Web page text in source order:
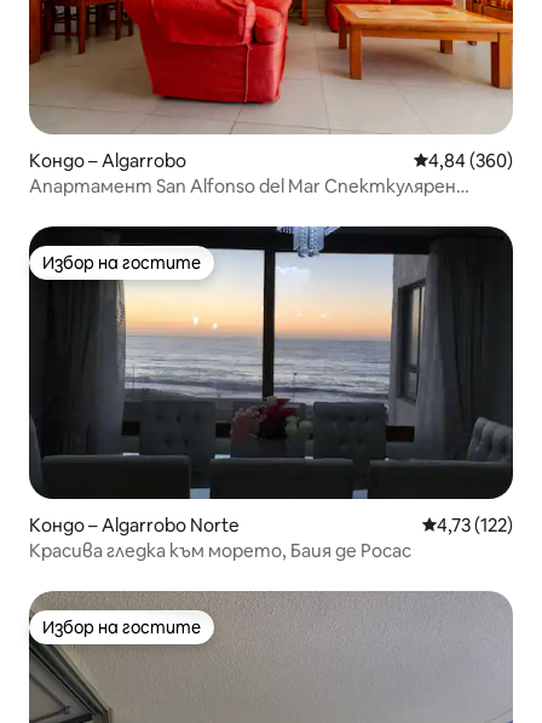
Кондо – Algarrobo Средна
4,84 (360)
Апартамент San Alfonso del Mar Спекткулярен
Избор на гостите
Избор на гостите
Кондо – Algarrobo Norte Средна
4,73 (122)
Красива гледка към морето, Баия де Росас
Избор на гостите
Избор на гостите